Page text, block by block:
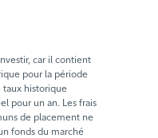
car il contient
pour la période
taux historique
pour un an. Les frais
de placement ne
fonds du marché